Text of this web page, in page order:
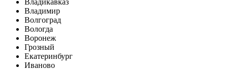
Владимир
Волгоград
Вологда
Воронеж
Грозный
Екатеринбург
Иваново